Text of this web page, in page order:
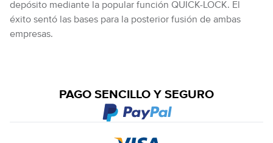
depósito mediante la popular función QUICK-LOCK. El
éxito sentó las bases para la posterior fusión de ambas
empresas.
PAGO SENCILLO Y SEGURO